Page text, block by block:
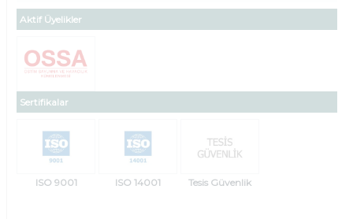
Aktif Üyelikler
Sertifikalar
ISO 9001 ISO 14001 Tesis Güvenlik